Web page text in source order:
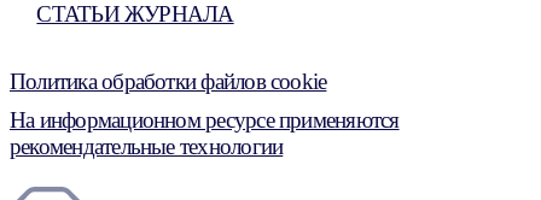
СТАТЬИ ЖУРНАЛА
Политика обработки файлов cookie
На информационном ресурсе применяются
рекомендательные технологии